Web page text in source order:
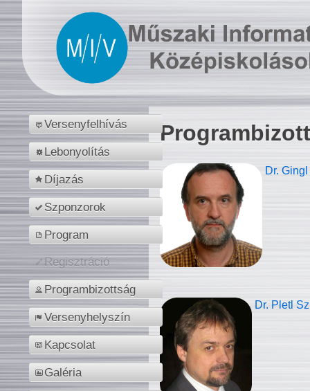
Versenyfelhívás
Lebonyolítás
Díjazás
Szponzorok
Program
Regisztráció
Programbizottság
Versenyhelyszín
Kapcsolat
Galéria
Dr.
Dr. Pletl